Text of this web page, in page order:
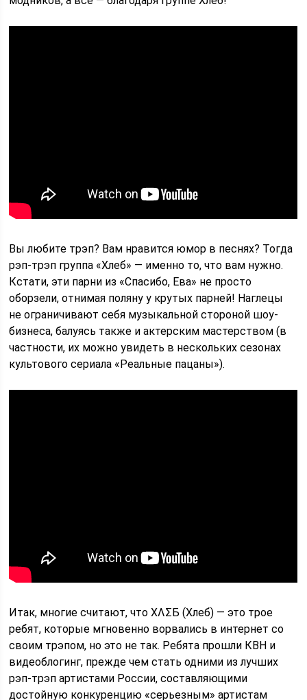
Вы любите трэп? Вам нравится юмор в песнях? Тогда
рэп-трэп группа «Хлеб» — именно то, что вам нужно.
Кстати, эти парни из «Спасибо, Ева» не просто
оборзели, отнимая поляну у крутых парней! Наглецы
не ограничивают себя музыкальной стороной шоу-
бизнеса, балуясь также и актерским мастерством (в
частности, их можно увидеть в нескольких сезонах
культового сериала «Реальные пацаны»).
Итак, многие считают, что ΧΛΣБ (Хлеб) — это трое
ребят, которые мгновенно ворвались в интернет со
своим трэпом, но это не так. Ребята прошли КВН и
видеоблогинг, прежде чем стать одними из лучших
рэп-трэп артистами России, составляющими
достойную конкуренцию «серьезным» артистам